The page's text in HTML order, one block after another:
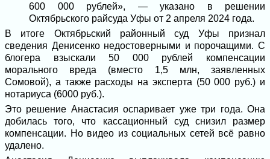
600 000 рублей», — указано в решении
Октябрьского райсуда Уфы от 2 апреля 2024 года.
В итоге Октябрьский районный суд Уфы признал
сведения Денисенко недостоверными и порочащими. С
блогера взыскали 50 000 рублей компенсации
морального вреда (вместо 1,5 млн, заявленных
Сомовой), а также расходы на эксперта (50 000 руб.) и
нотариуса (6000 руб.).
Это решение Анастасия оспаривает уже три года. Она
добилась того, что кассационный суд снизил размер
компенсации. Но видео из социальных сетей всё равно
удалено.